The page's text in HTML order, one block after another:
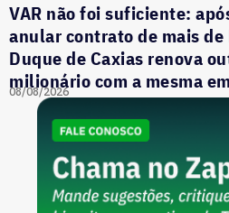
VAR não foi suficiente:
anular contrato de mais
Duque de Caxias renova
milionário com a mesma
08/08/2026